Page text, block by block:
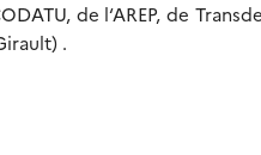
de l‘AREP, de
.